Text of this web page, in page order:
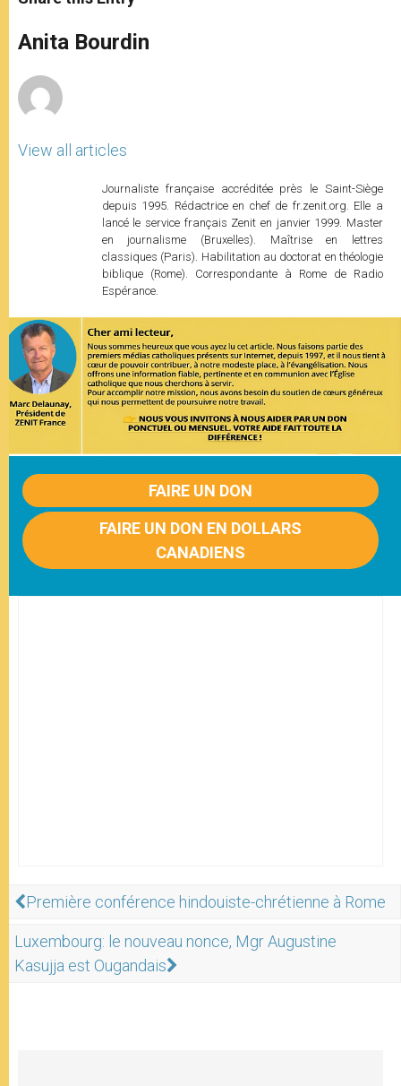
s
p
p
e
g
e
b
o
k
r
Anita Bourdin
View all articles
Journaliste française accréditée près le Saint-Siège
depuis 1995. Rédactrice en chef de fr.zenit.org. Elle a
lancé le service français Zenit en janvier 1999. Master
en journalisme (Bruxelles). Maîtrise en lettres
classiques (Paris). Habilitation au doctorat en théologie
biblique (Rome). Correspondante à Rome de Radio
Espérance.
FAIRE UN DON
FAIRE UN DON EN DOLLARS
CANADIENS
Première conférence hindouiste-chrétienne à Rome
Luxembourg: le nouveau nonce, Mgr Augustine
Kasujja est Ougandais